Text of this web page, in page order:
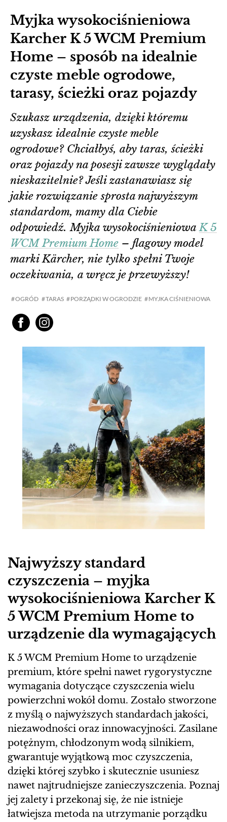
Myjka wysokociśnieniowa
Karcher K 5 WCM Premium
Home – sposób na idealnie
czyste meble ogrodowe,
tarasy, ścieżki oraz pojazdy
OGRÓD TARAS PORZĄDKI W OGRODZIE MYJKA CIŚNIENIOWA
Szukasz urządzenia, dzięki któremu
uzyskasz idealnie czyste meble
ogrodowe? Chciałbyś, aby taras, ścieżki
oraz pojazdy na posesji zawsze wyglądały
nieskazitelnie? Jeśli zastanawiasz się
jakie rozwiązanie sprosta najwyższym
standardom, mamy dla Ciebie
odpowiedź. Myjka wysokociśnieniowaK 5
WCM Premium Home – flagowy model
marki Kärcher, nie tylko spełni Twoje
oczekiwania, a wręcz je przewyższy!
Najwyższy standard
czyszczenia – myjka
wysokociśnieniowa Karcher K
5 WCM Premium Home to
urządzenie dla wymagających
K 5 WCM Premium Home to urządzenie
premium, które spełni nawet rygorystyczne
wymagania dotyczące czyszczenia wielu
powierzchni wokół domu. Zostało stworzone
z myślą o najwyższych standardach jakości,
niezawodności oraz innowacyjności. Zasilane
potężnym, chłodzonym wodą silnikiem,
gwarantuje wyjątkową moc czyszczenia,
dzięki której szybko i skutecznie usuniesz
nawet najtrudniejsze zanieczyszczenia. Poznaj
jej zalety i przekonaj się, że nie istnieje
łatwiejsza metoda na utrzymanie porządku